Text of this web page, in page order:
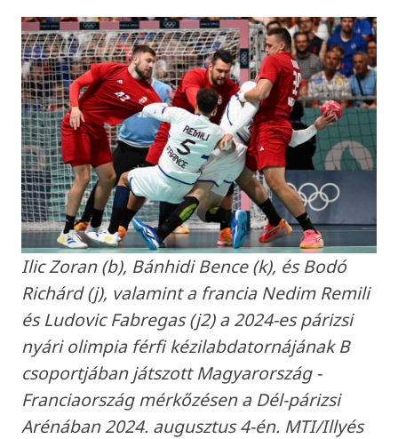
Ilic Zoran (b), Bánhidi Bence (k), és Bodó
Richárd (j), valamint a francia Nedim Remili
és Ludovic Fabregas (j2) a 2024-es párizsi
nyári olimpia férfi kézilabdatornájának B
csoportjában játszott Magyarország -
Franciaország mérkőzésen a Dél-párizsi
Arénában 2024. augusztus 4-én. MTI/Illyés